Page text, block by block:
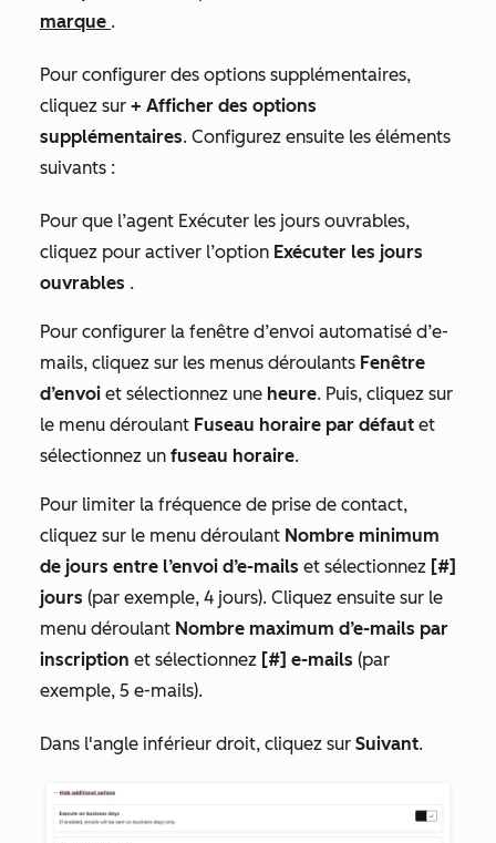
marque .
Pour configurer des options supplémentaires,
cliquez sur + Afficher des options
supplémentaires. Configurez ensuite les éléments
suivants :
Pour que l’agent Exécuter les jours ouvrables,
cliquez pour activer l’option Exécuter les jours
ouvrables .
Pour configurer la fenêtre d’envoi automatisé d’e-
mails, cliquez sur les menus déroulants Fenêtre
d’envoi et sélectionnez une heure. Puis, cliquez sur
le menu déroulant Fuseau horaire par défaut et
sélectionnez un fuseau horaire.
Pour limiter la fréquence de prise de contact,
cliquez sur le menu déroulant Nombre minimum
de jours entre l’envoi d’e-mails et sélectionnez [#]
jours (par exemple, 4 jours). Cliquez ensuite sur le
menu déroulant Nombre maximum d’e-mails par
inscription et sélectionnez [#] e-mails (par
exemple, 5 e-mails).
Dans l'angle inférieur droit, cliquez sur Suivant.